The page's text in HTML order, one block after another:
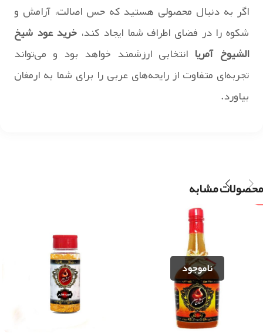
اگر به دنبال محصولی هستید که حس اصالت، آرامش و
شکوه را در فضای اطراف شما ایجاد کند، خرید عود شیخ
الشیوخ آمریا انتخابی ارزشمند خواهد بود و می‌تواند
تجربه‌ای متفاوت از رایحه‌های عربی را برای شما به ارمغان
بیاورد.
محصولات مشابه